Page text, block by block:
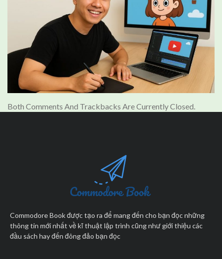
Both Comments And Trackbacks Are Currently Closed.
Commodore Book được tạo ra để mang đến cho bạn đọc những
thông tin mới nhất về kĩ thuật lập trình cũng như giới thiệu các
đầu sách hay đến đông đảo bạn đọc